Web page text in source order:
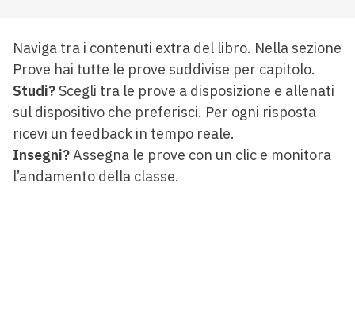
Naviga tra i contenuti extra del libro. Nella sezione
Prove hai tutte le prove suddivise per capitolo.
Studi?Scegli tra le prove a disposizione e allenati
sul dispositivo che preferisci. Per ogni risposta
ricevi un feedback in tempo reale.
Insegni? Assegna le prove con un clic e monitora
l’andamento della classe.